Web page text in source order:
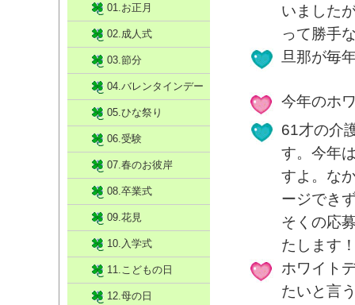
いました
って勝手
旦那が毎
今年のホ
61才の介
す。今年
すよ。な
ージでき
そくの応
たします
ホワイト
たいと言
01.お正月
02.成人式
03.節分
04.バレンタインデー
05.ひな祭り
06.受験
07.春のお彼岸
08.卒業式
09.花見
10.入学式
11.こどもの日
12.母の日